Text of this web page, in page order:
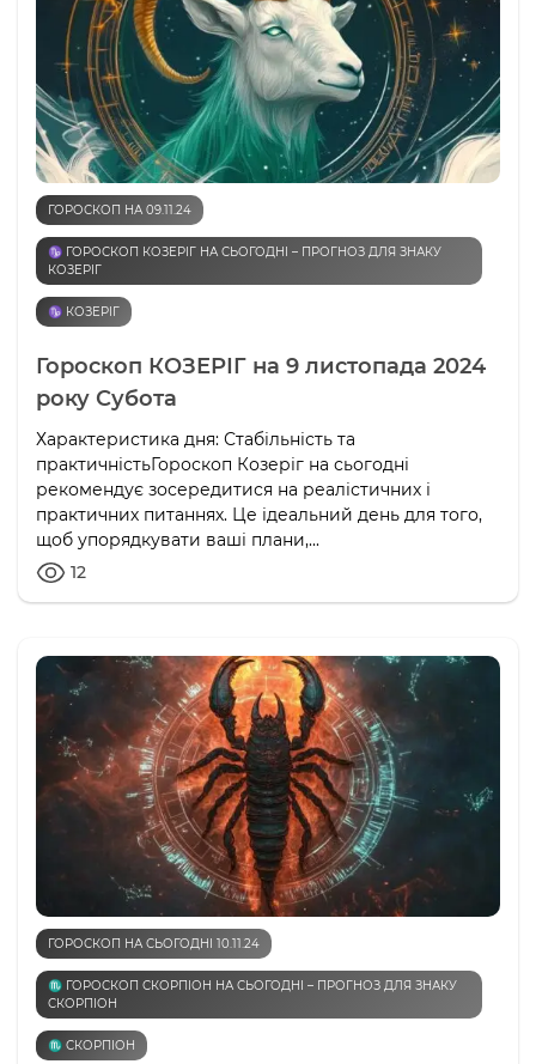
ГОРОСКОП НА 09.11.24
♑️ ГОРОСКОП КОЗЕРІГ НА СЬОГОДНІ – ПРОГНОЗ ДЛЯ ЗНАКУ
КОЗЕРІГ
♑️ КОЗЕРІГ
Гороскоп КОЗЕРІГ на 9 листопада 2024
року Субота
Характеристика дня: Стабільність та
практичністьГороскоп Козеріг на сьогодні
рекомендує зосередитися на реалістичних і
практичних питаннях. Це ідеальний день для того,
щоб упорядкувати ваші плани,...
12
ГОРОСКОП НА СЬОГОДНІ 10.11.24
♏️ ГОРОСКОП СКОРПІОН НА СЬОГОДНІ – ПРОГНОЗ ДЛЯ ЗНАКУ
СКОРПІОН
♏️ СКОРПІОН